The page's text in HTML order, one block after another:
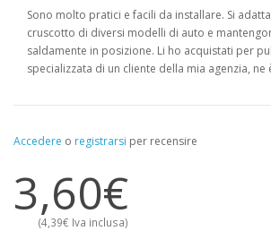
Sono molto pratici e facili da installare. Si
cruscotto di diversi modelli di auto e
saldamente in posizione. Li ho acquistati per
specializzata di un cliente della mia agenzia,
Accedere o registrarsi per recensire
3,60€
(4,39€ Iva inclusa)